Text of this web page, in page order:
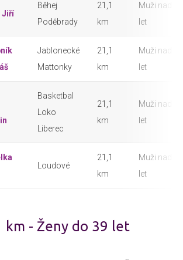
Jiří
Běhej
Poděbrady
21,1
km
Muži nad 50
let
Jablonecké
Mattonky
21,1
km
Muži nad 50
let
Basketbal
Loko
Liberec
21,1
km
Muži nad 50
let
Loudové
21,1
km
Muži nad 50
let
km - Ženy do 39 let